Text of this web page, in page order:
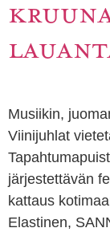
Musiikin,
Viinijuhlat
järjestettävän
kattaus
Elastinen,